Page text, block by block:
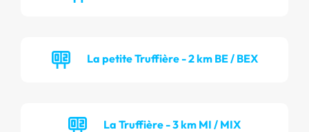
La petite Truffière - 2 km BE / BEX
La Truffière - 3 km MI / MIX